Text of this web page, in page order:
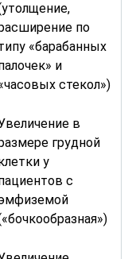
по
«барабанных
и
стекол»)
в
грудной
у
с